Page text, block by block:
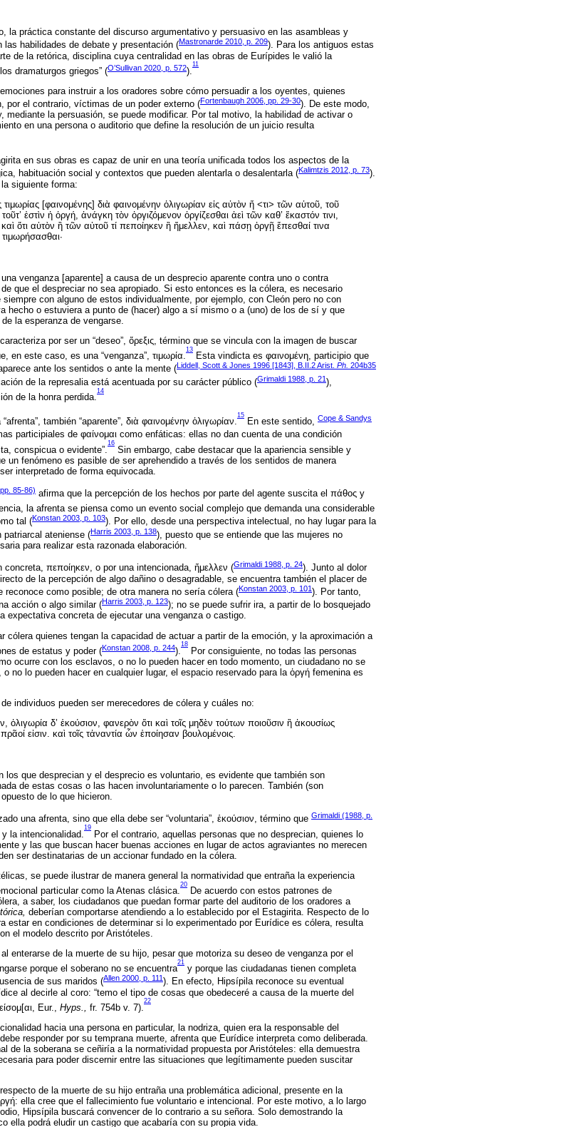
la práctica constante del discurso argumentativo y persuasivo en las asambleas y
habilidades de debate y presentación (Mastronarde 2010, p. 209). Para los antiguos estas
de la retórica, disciplina cuya centralidad en las obras de Eurípides le valió la
dramaturgos griegos” (O’Sullivan 2020, p. 572).
11
para instruir a los oradores sobre cómo persuadir a los oyentes, quienes
por el contrario, víctimas de un poder externo (Fortenbaugh 2006, pp. 29-30). De este modo,
mediante la persuasión, se puede modificar. Por tal motivo, la habilidad de activar o
en una persona o auditorio que define la resolución de un juicio resulta
en sus obras es capaz de unir en una teoría unificada todos los aspectos de la
habituación social y contextos que pueden alentarla o desalentarla (Kalimtzis 2012, p. 73).
siguiente forma:
[φαινομένης] διὰ φαινομένην ὀλιγω­ρίαν εἰς αὐτὸν ἤ <τι> τῶν αὐτοῦ, τοῦ
ἐστὶν ἡ ὀργή, ἀνάγκη τὸν ὀργιζόμενον ὀργίζεσθαι ἀεὶ τῶν καθ’ ἕκαστόν τινι,
ὅτι αὑτὸν ἢ τῶν αὑτοῦ τί πεποίηκεν ἢ ἤμελλεν, καὶ πάσῃ ὀργῇ ἕπεσθαί τινα
venganza [aparente] a causa de un desprecio aparente contra uno o contra
que el despreciar no sea apropiado. Si esto entonces es la cólera, es necesario
con alguno de estos individualmente, por ejemplo, con Cleón pero no con
hecho o estuviera a punto de (hacer) algo a sí mismo o a (uno) de los de sí y que
la esperanza de vengarse.
por ser un “deseo”, ὄρεξις, término que se vincula con la imagen de buscar
en este caso, es una “venganza”, τιμωρία.
13
Esta vindicta es φαινομένη, participio que
ante los sentidos o ante la mente (Liddell, Scott & Jones 1996 [1843], B.II.2 Arist. Ph. 204b35
de la represalia está acentuada por su carácter público (Grimaldi 1988, p. 21),
de la honra perdida.
14
también “aparente”, διὰ φαινομένην ὀλιγωρίαν.
15
En este sentido, Cope & Sandys
participiales de φαίνομαι como enfáticas: ellas no dan cuenta de una condición
conspicua o evidente”.
16
Sin embargo, cabe destacar que la apariencia sensible y
un fenómeno es pasible de ser aprehendido a través de los sentidos de manera
interpretado de forma equivocada.
85-86) afirma que la percepción de los hechos por parte del agente suscita el πάθος y
la afrenta se piensa como un evento social complejo que demanda una considerable
tal (Konstan 2003, p. 103). Por ello, desde una perspectiva intelectual, no hay lugar para la
patriarcal ateniense (Harris 2003, p. 138), puesto que se entiende que las mujeres no
para realizar esta razonada elaboración.
πεποίηκεν, o por una intencionada, ἤμελλεν (Grimaldi 1988, p. 24). Junto al dolor
de la percepción de algo dañino o desagradable, se encuentra también el placer de
como posible; de otra manera no sería cólera (Konstan 2003, p. 101). Por tanto,
acción o algo similar (Harris 2003, p. 123); no se puede sufrir ira, a partir de lo bosquejado
expectativa concreta de ejecutar una venganza o castigo.
cólera quienes tengan la capacidad de actuar a partir de la emoción, y la aproximación a
de estatus y poder (Konstan 2008, p. 244).
18
Por consiguiente, no todas las personas
ocurre con los esclavos, o no lo pueden hacer en todo momento, un ciudadano no se
no lo pueden hacer en cualquier lugar, el espacio reservado para la ὀργή femenina es
individuos pueden ser merecedores de cólera y cuáles no:
ὀλιγωρία δ’ ἑκούσιον, φανερὸν ὅτι καὶ τοῖς μηδὲν τούτων ποιοῦσιν ἢ ἀκουσίως
εἰσιν. καὶ τοῖς τἀναντία ὧν ἐποίησαν βουλομένοις.
los que desprecian y el desprecio es voluntario, es evidente que también son
de estas cosas o las hacen involuntariamente o lo parecen. También (son
de lo que hicieron.
una afrenta, sino que ella debe ser “voluntaria”, ἑκούσιον, término que Grimaldi (1988, p.
la intencionalidad.
19
Por el contrario, aquellas personas que no desprecian, quienes lo
y las que buscan hacer buenas acciones en lugar de actos agraviantes no merecen
ser destinatarias de un accionar fundado en la cólera.
se puede ilustrar de manera general la normatividad que entraña la experiencia
particular como la Atenas clásica.
20
De acuerdo con estos patrones de
a saber, los ciudadanos que puedan formar parte del auditorio de los oradores a
deberían comportarse atendiendo a lo establecido por el Estagirita. Respecto de lo
estar en condiciones de determinar si lo experimentado por Eurídice es cólera, resulta
el modelo descrito por Aristóteles.
enterarse de la muerte de su hijo, pesar que motoriza su deseo de venganza por el
porque el soberano no se encuentra
21
y porque las ciudadanas tienen completa
de sus maridos (Allen 2000, p. 111). En efecto, Hipsípila reconoce su eventual
al decirle al coro: “temo el tipo de cosas que obedeceré a causa de la muerte del
Eur., Hyps., fr. 754b v. 7).
22
hacia una persona en particular, la nodriza, quien era la responsable del
responder por su temprana muerte, afrenta que Eurídice interpreta como deliberada.
de la soberana se ceñiría a la normatividad propuesta por Aristóteles: ella demuestra
para poder discernir entre las situaciones que legítimamente pueden suscitar
de la muerte de su hijo entraña una problemática adicional, presente en la
ella cree que el fallecimiento fue voluntario e intencional. Por este motivo, a lo largo
Hipsípila buscará convencer de lo contrario a su señora. Solo demostrando la
ella podrá eludir un castigo que acabaría con su propia vida.